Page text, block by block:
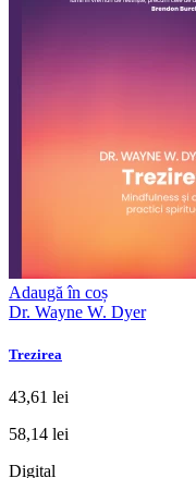
Adaugă în coș
Dr. Wayne W. Dyer
Trezirea
43,61 lei
58,14 lei
Digital